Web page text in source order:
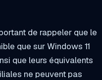
de rappeler que le
que sur Windows 11
que leurs équivalents
ne peuvent pas